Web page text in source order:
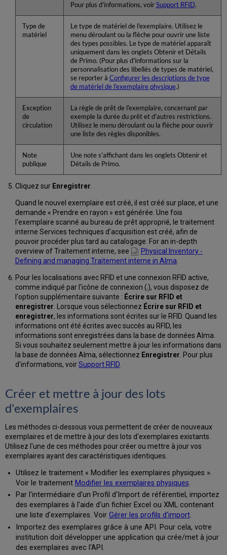
Pour plus d'informations, voir Support RFID.
Type de
matériel
Le type de matériel de l'exemplaire. Utilisez le
menu déroulant ou la flèche pour ouvrir une liste
des types possibles. Le type de matériel apparaît
uniquement dans les onglets Obtenir et Détails
de Primo. (Pour plus d'informations sur la
personnalisation des libellés de types de matériel,
se reporter à Configurer les descriptions de type
de matériel de l'exemplaire physique.)
Exception
de
circulation
La règle de prêt de l'exemplaire, concernant par
exemple la durée du prêt et d'autres restrictions.
Utilisez le menu déroulant ou la flèche pour ouvrir
une liste des règles disponibles.
Note
publique
Une note s'affichant dans les onglets Obtenir et
Détails de Primo.
Cliquez sur Enregistrer
Quand le nouvel exemplaire est créé, il est créé sur place, et une
demande « Prendre en rayon » est générée. Une fois
l'exemplaire scanné au bureau de prêt approprié, le traitement
interne Services techniques d'acquisition est créé, afin de
pouvoir procéder plus tard au catalogage. For an in-depth
overview of Traitement interne, see
Physical Inventory -
Defining and managing Traitement interne in Alma
Pour les localisations avec RFID et une connexion RFID active,
comme indiqué par l'icône de connexion (), vous disposez de
l'option supplémentaire suivante : Écrire sur RFID et
enregistrer . Lorsque vous sélectionnez Écrire sur RFID et
enregistrer, les informations sont écrites sur le RFID. Quand les
informations ont été écrites avec succès au RFID, les
informations sont enregistrées dans la base de données Alma.
Si vous souhaitez seulement mettre à jour les informations dans
la base de données Alma, sélectionnez Enregistrer . Pour plus
d'informations, voirSupport RFID.
Créer et mettre à jour des lots
d'exemplaires
Les méthodes ci-dessous vous permettent de créer de nouveaux
exemplaires et de mettre à jour des lots d'exemplaires existants.
Utilisez l'une de ces méthodes pour créer ou mettre à jour vos
exemplaires ayant des caractéristiques identiques.
Utilisez le traitement « Modifier les exemplaires physiques ».
Voir le traitement Modifier les exemplaires physiques.
Par l'intermédiaire d'un Profil d'Import de référentiel, importez
des exemplaires à l'aide d'un fichier Excel ou XML contenant
une liste d'exemplaires. Voir Gérer les profils d'import.
Importez des exemplaires grâce à une API. Pour cela, votre
institution doit développer une application qui crée/met à jour
des exemplaires avec l'API.